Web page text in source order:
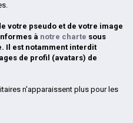
votre pseudo et de votre image
à notre charte sous
Il est notamment interdit
de profil (avatars) de
n'apparaissent plus pour les